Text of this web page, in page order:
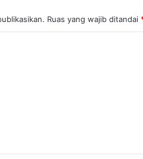
Ruas yang wajib ditandai